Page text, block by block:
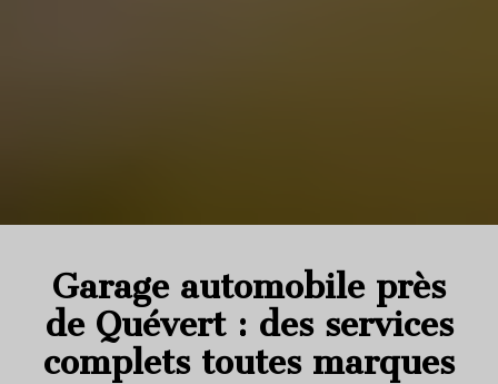
Garage automobile près
de Quévert : des services
complets toutes marques